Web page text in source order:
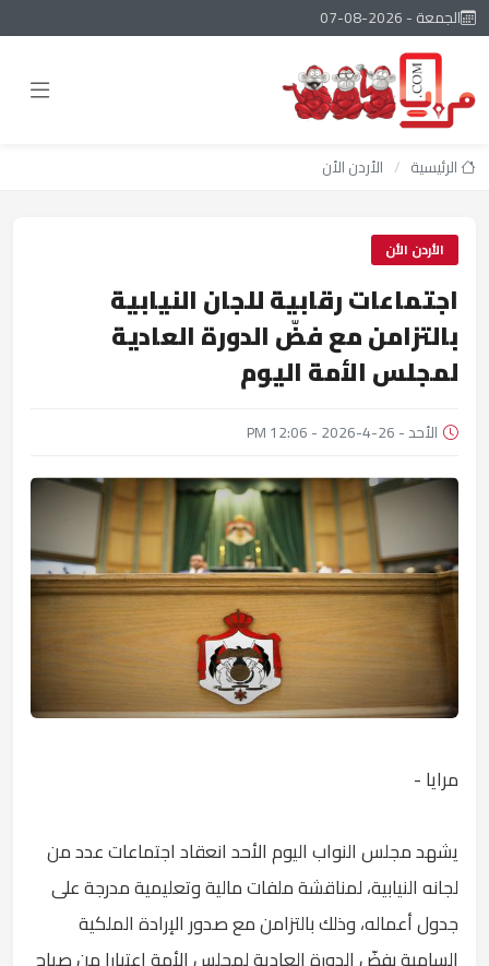
الجمعة - 2026-08-07
الرئيسية / الأردن الأن
الأردن الأن
اجتماعات رقابية للجان النيابية
بالتزامن مع فضّ الدورة العادية
لمجلس الأمة اليوم
الأحد - 26-4-2026 - 12:06 PM
مرايا -
يشهد مجلس النواب اليوم الأحد انعقاد اجتماعات عدد من
لجانه النيابية، لمناقشة ملفات مالية وتعليمية مدرجة على
جدول أعماله، وذلك بالتزامن مع صدور الإرادة الملكية